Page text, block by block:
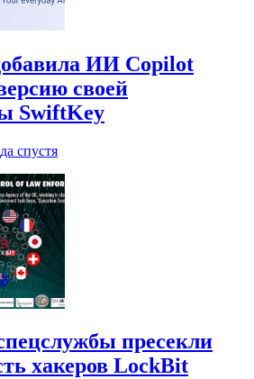
ИИ Copilot
своей
SwiftKey
спустя
пресекли
хакеров LockBit